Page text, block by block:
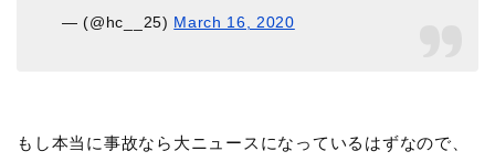
— (@hc__25) March 16, 2020
もし本当に事故なら大ニュースになっているはずなので、